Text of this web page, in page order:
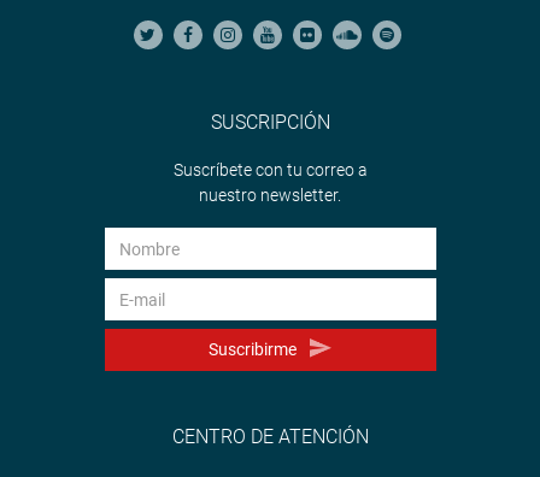
SUSCRIPCIÓN
Suscríbete con tu correo a
nuestro newsletter.
Suscribirme
CENTRO DE ATENCIÓN